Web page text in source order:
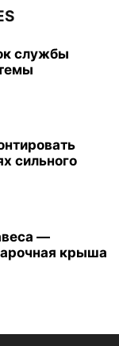
службы
сильного
—
крыша